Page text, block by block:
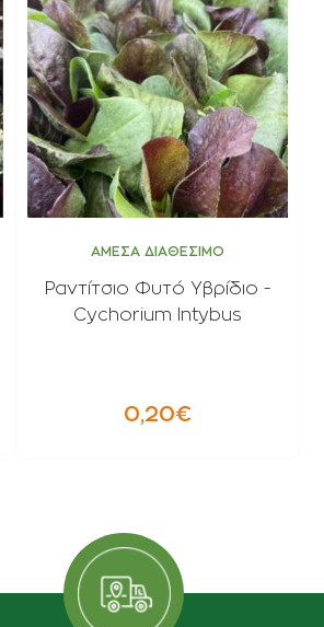
ΑΜΕΣΑ ΔΙΑΘΕΣΙΜΟ
Ραντίτσιο Φυτό Υβρίδιο -
Cychorium Intybus
0,20€